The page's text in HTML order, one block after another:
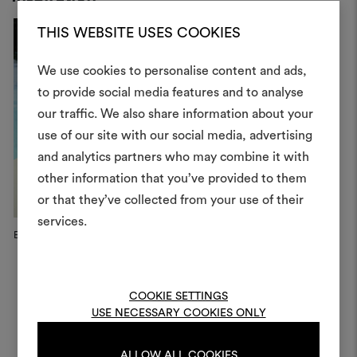
THIS WEBSITE USES COOKIES
We use cookies to personalise content and ads,
to provide social media features and to analyse
our traffic. We also share information about your
use of our site with our social media, advertising
and analytics partners who may combine it with
other information that you’ve provided to them
or that they’ve collected from your use of their
services.
COOKIE SETTINGS
USE NECESSARY COOKIES ONLY
Eclipse Bench
Créer
Un instrument interactif
à vos idées et les partager,
des matériaux et des